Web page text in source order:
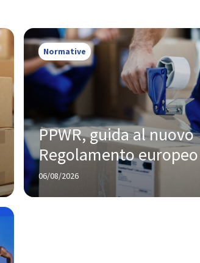
Normative
PPWR, guida al nuovo
Regolamento europeo
sugli imballaggi
06/08/2026